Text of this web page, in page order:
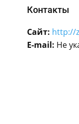
Контакты
Сайт: http://
E-mail: Не